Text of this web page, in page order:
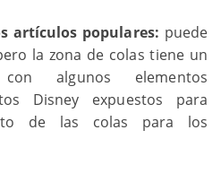
artículos populares: puede
la zona de colas tiene un
algunos elementos
Disney expuestos para
de las colas para los